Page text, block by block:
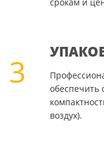
3
обеспечить
воздух).